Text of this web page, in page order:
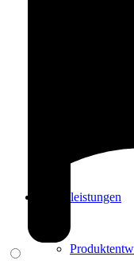
Dienstleistungen